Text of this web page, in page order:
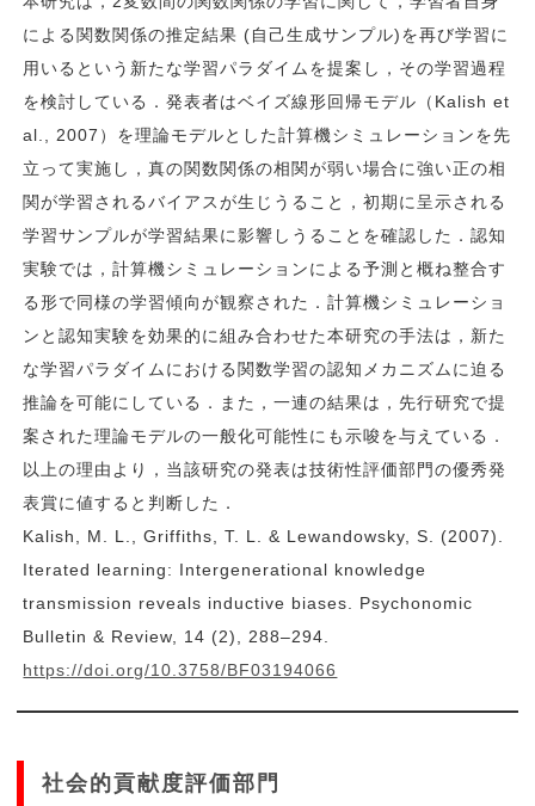
による関数関係の推定結果 (自己生成サンプル)を再び学習に
用いるという新たな学習パラダイムを提案し，その学習過程
を検討している．発表者はベイズ線形回帰モデル（Kalish et
al., 2007）を理論モデルとした計算機シミュレーションを先
立って実施し，真の関数関係の相関が弱い場合に強い正の相
関が学習されるバイアスが生じうること，初期に呈示される
学習サンプルが学習結果に影響しうることを確認した．認知
実験では，計算機シミュレーションによる予測と概ね整合す
る形で同様の学習傾向が観察された．計算機シミュレーショ
ンと認知実験を効果的に組み合わせた本研究の手法は，新た
な学習パラダイムにおける関数学習の認知メカニズムに迫る
推論を可能にしている．また，一連の結果は，先行研究で提
案された理論モデルの一般化可能性にも示唆を与えている．
以上の理由より，当該研究の発表は技術性評価部門の優秀発
表賞に値すると判断した．
Kalish, M. L., Griffiths, T. L. & Lewandowsky, S. (2007).
Iterated learning: Intergenerational knowledge
transmission reveals inductive biases. Psychonomic
Bulletin & Review, 14 (2), 288–294.
https://doi.org/10.3758/BF03194066
社会的貢献度評価部門